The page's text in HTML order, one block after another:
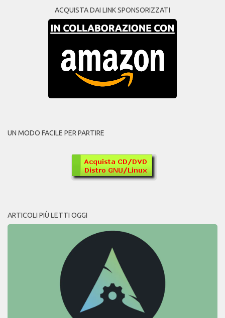
ACQUISTA DAI LINK SPONSORIZZATI
UN MODO FACILE PER PARTIRE
ARTICOLI PIÙ LETTI OGGI